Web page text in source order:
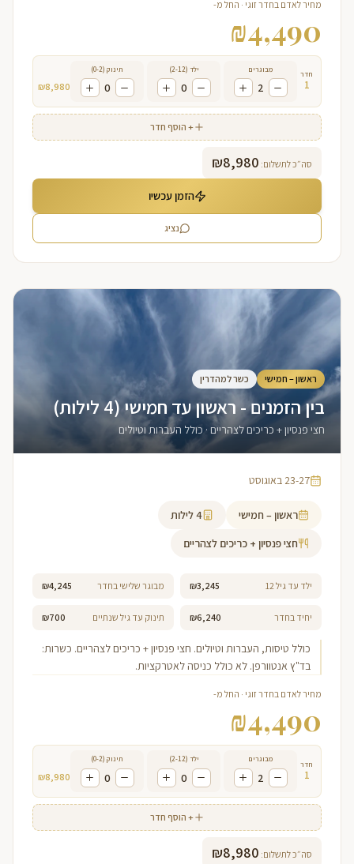
מחיר לאדם בחדר זוגי · החל מ-
₪4,490
חדר
1
מבוגרים
2
ילד (2-12)
0
תינוק (0-2)
0
₪8,980
+ הוסף חדר
סה״כ לתשלום: ₪8,980
הזמן עכשיו
נציג
ראשון – חמישי כשר למהדרין
בין הזמנים - ראשון עד חמישי (4 לילות)
חצי פנסיון + כריכים לצהריים · כולל העברות וטיולים
23-27 באוגוסט
ראשון – חמישי 4לילות
חצי פנסיון + כריכים לצהריים
ילד עד גיל 12 ₪3,245 מבוגר שלישי בחדר ₪4,245
יחיד בחדר ₪6,240 תינוק עד גיל שנתיים ₪700
כולל טיסות, העברות וטיולים. חצי פנסיון + כריכים לצהריים. כשרות:
בד"ץ אנטוורפן. לא כולל כניסה לאטרקציות.
מחיר לאדם בחדר זוגי · החל מ-
₪4,490
חדר
1
מבוגרים
2
ילד (2-12)
0
תינוק (0-2)
0
₪8,980
+ הוסף חדר
סה״כ לתשלום: ₪8,980